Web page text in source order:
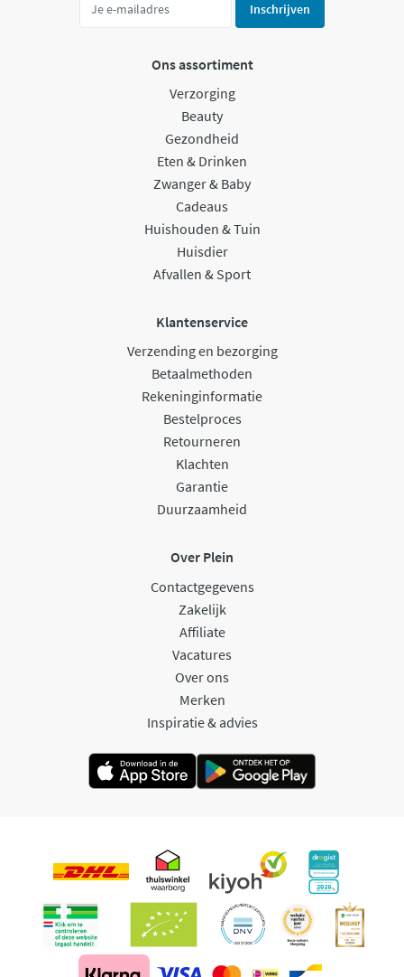
Inschrijven
Ons assortiment
Verzorging
Beauty
Gezondheid
Eten & Drinken
Zwanger & Baby
Cadeaus
Huishouden & Tuin
Huisdier
Afvallen & Sport
Klantenservice
Verzending en bezorging
Betaalmethoden
Rekeninginformatie
Bestelproces
Retourneren
Klachten
Garantie
Duurzaamheid
Over Plein
Contactgegevens
Zakelijk
Affiliate
Vacatures
Over ons
Merken
Inspiratie & advies